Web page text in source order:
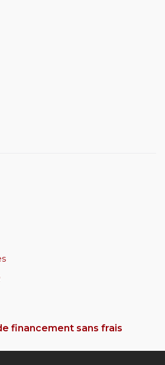
financement sans frais